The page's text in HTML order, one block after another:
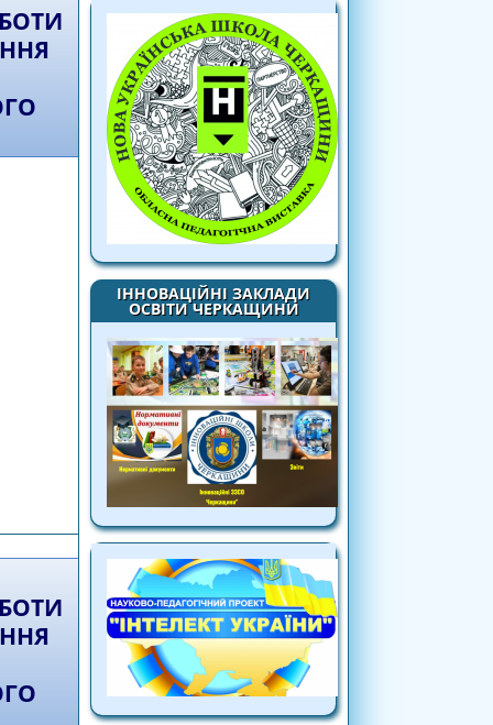
ІННОВАЦІЙНІ ЗАКЛАДИ
ОСВІТИ ЧЕРКАЩИНИ
експериментальної роботи
фону суб’єктів педагогічної
до себе, інших, довкілля»